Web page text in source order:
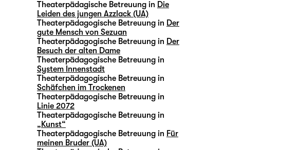
Theaterpädagische Betreuung in Die
Leiden des jungen Azzlack (UA)
Theaterpädagogische Betreuung in Der
gute Mensch von Sezuan
Theaterpädagogische Betreuung in Der
Besuch der alten Dame
Theaterpädagogische Betreuung in
System Innenstadt
Theaterpädagogische Betreuung in
Schäfchen im Trockenen
Theaterpädagogische Betreuung in
Linie 2072
Theaterpädagogische Betreuung in
„Kunst“
Theaterpädagogische Betreuung in Für
meinen Bruder (UA)